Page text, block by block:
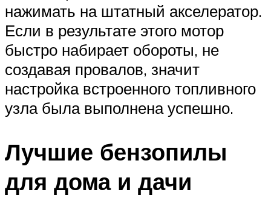
нажимать на штатный акселератор.
Если в результате этого мотор
быстро набирает обороты, не
создавая провалов, значит
настройка встроенного топливного
узла была выполнена успешно.
Лучшие бензопилы
для дома и дачи